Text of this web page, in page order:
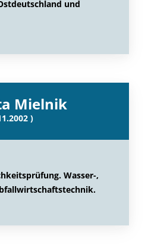
und
Mielnik
)
Wasser-,